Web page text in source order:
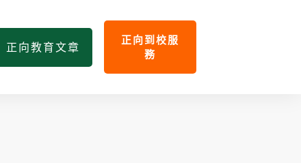
正向教育文章
正向到校服
務